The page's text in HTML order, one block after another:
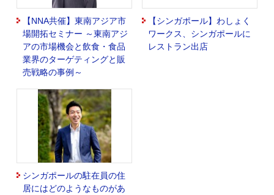
【NNA共催】東南アジア市
場開拓セミナー ～東南アジ
アの市場機会と飲食・食品
業界のターゲティングと販
売戦略の事例～
【シンガポール】わしょく
ワークス、シンガポールに
レストラン出店
シンガポールの駐在員の住
居にはどのようなものがあ